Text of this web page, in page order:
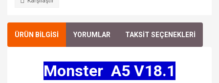
ÜRÜN BİLGİSİ YORUMLAR TAKSİT SEÇENEKLERİ
Monster A5 V18.1